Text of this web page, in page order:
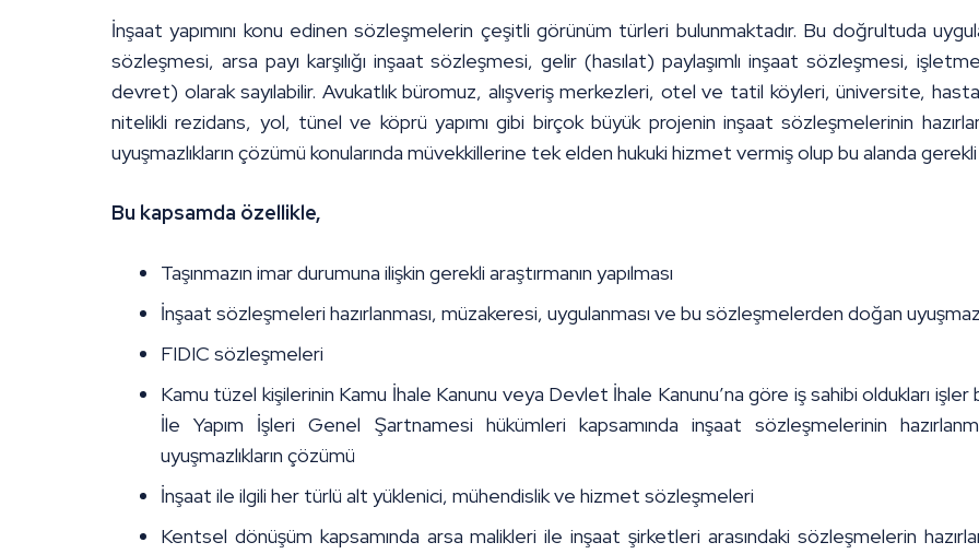
İnşaat yapımını konu edinen sözleşmelerin çeşitli görünüm türleri bulunmaktadır. Bu doğrultuda
sözleşmesi, arsa payı karşılığı inşaat sözleşmesi, gelir (hasılat) paylaşımlı inşaat sözleşmesi,
devret) olarak sayılabilir. Avukatlık büromuz, alışveriş merkezleri, otel ve tatil köyleri, üniversite,
nitelikli rezidans, yol, tünel ve köprü yapımı gibi birçok büyük projenin inşaat sözleşmelerinin
uyuşmazlıkların çözümü konularında müvekkillerine tek elden hukuki hizmet vermiş olup bu alanda
Bu kapsamda özellikle,
Taşınmazın imar durumuna ilişkin gerekli araştırmanın yapılması
İnşaat sözleşmeleri hazırlanması, müzakeresi, uygulanması ve bu sözleşmelerden doğan
FIDIC sözleşmeleri
Kamu tüzel kişilerinin Kamu İhale Kanunu veya Devlet İhale Kanunu’na göre iş sahibi oldukları işler
İle Yapım İşleri Genel Şartnamesi hükümleri kapsamında inşaat sözleşmelerinin
uyuşmazlıkların çözümü
İnşaat ile ilgili her türlü alt yüklenici, mühendislik ve hizmet sözleşmeleri
Kentsel dönüşüm kapsamında arsa malikleri ile inşaat şirketleri arasındaki sözleşmelerin